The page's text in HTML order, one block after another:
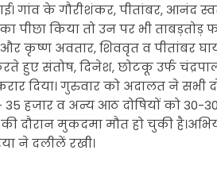
गांव के गौरीशंकर, पीतांबर, आनंद
पीछा किया तो उन पर भी
कृष्ण अवतार, शिववृत व पीतांबर
हुए संतोष, दिनेश, छोटकू उर्फ
दिया। गुरुवार को अदालत ने सभी
हजार व अन्य आठ दोषियों को 30-
दौरान मुकदमा मौत हो चुकी
ने दलीलें रखी।